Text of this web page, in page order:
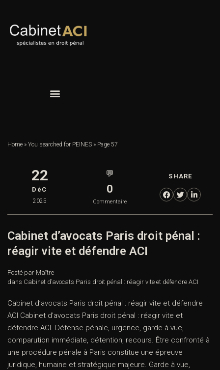
Home » You searched for PEINES » Page 57
22
DéC
2025
💬
0
Commentaire
SHARE
Cabinet d’avocats Paris droit pénal :
réagir vite et défendre ACI
Posté par Maître
dans Cabinet d’avocats Paris droit pénal : réagir vite et défendre ACI
Cabinet d’avocats Paris droit pénal : réagir vite et défendre
ACI Cabinet d’avocats Paris droit pénal : réagir vite et
défendre ACI. Défense pénale, urgence, garde à vue,
comparution immédiate, détention, recours. Être confronté à
une procédure pénale à Paris constitue une épreuve
juridique, humaine et stratégique majeure. Garde à vue,